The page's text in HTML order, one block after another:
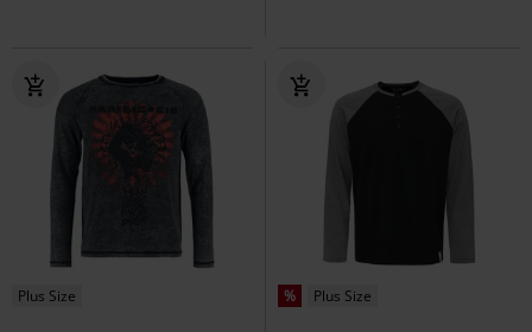
Plus Size % Plus Size